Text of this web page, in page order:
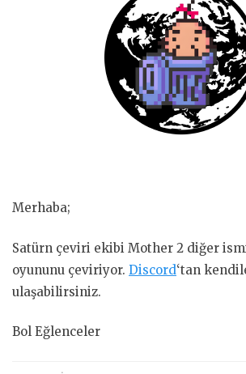
Merhaba;
Satürn çeviri ekibi Mother 2 diğer
oyununu çeviriyor. Discord‘tan
ulaşabilirsiniz.
Bol Eğlenceler